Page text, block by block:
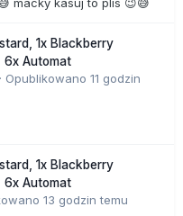
macky kasuj to plis 😉😅
1x Blackberry
6x Automat
· Opublikowano 11 godzin
1x Blackberry
6x Automat
13 godzin temu